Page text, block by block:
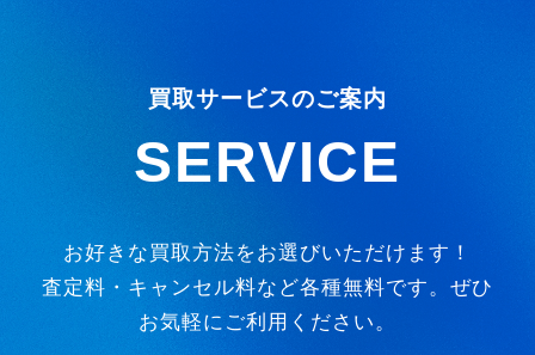
買取サービスのご案内
SERVICE
お好きな買取方法をお選びいただけます！
査定料・キャンセル料など各種無料です。ぜひ
お気軽にご利用ください。